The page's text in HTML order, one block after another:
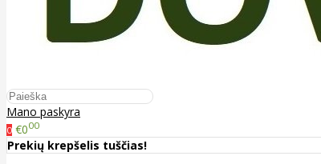
Mano paskyra
0 €000
Prekių krepšelis tuščias!